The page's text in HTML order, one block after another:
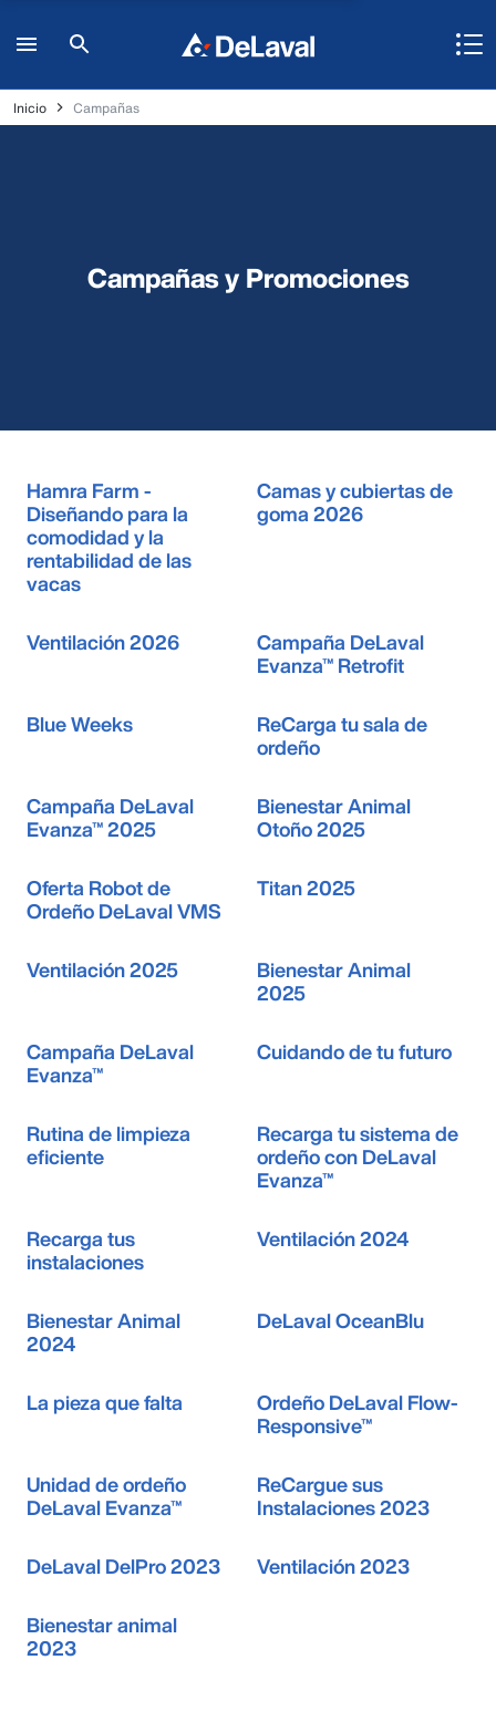
Inicio Campañas
Campañas y Promociones
Hamra Farm -
Diseñando para la
comodidad y la
rentabilidad de las
vacas
Camas y cubiertas de
goma 2026
Ventilación 2026
Campaña DeLaval
Evanza™ Retrofit
Blue Weeks
ReCarga tu sala de
ordeño
Campaña DeLaval
Evanza™ 2025
Bienestar Animal
Otoño 2025
Oferta Robot de
Ordeño DeLaval VMS
Titan 2025
Ventilación 2025
Bienestar Animal
2025
Campaña DeLaval
Evanza™
Cuidando de tu futuro
Rutina de limpieza
eficiente
Recarga tu sistema de
ordeño con DeLaval
Evanza™
Recarga tus
instalaciones
Ventilación 2024
Bienestar Animal
2024
DeLaval OceanBlu
La pieza que falta
Ordeño DeLaval Flow-
Responsive™
Unidad de ordeño
DeLaval Evanza™
ReCargue sus
Instalaciones 2023
DeLaval DelPro 2023 Ventilación 2023
Bienestar animal
2023